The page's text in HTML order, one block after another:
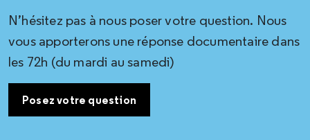
N’hésitez pas à nous poser votre question. Nous
vous apporterons une réponse documentaire dans
les 72h (du mardi au samedi)
Posez votre question